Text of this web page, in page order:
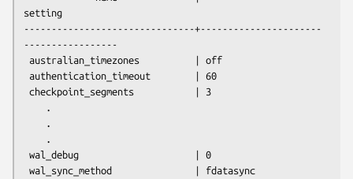
setting
-------------------------------+----------------------
-----------------